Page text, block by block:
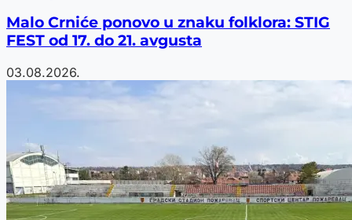
Malo Crniće ponovo u znaku folklora: STIG
FEST od 17. do 21. avgusta
03.08.2026.